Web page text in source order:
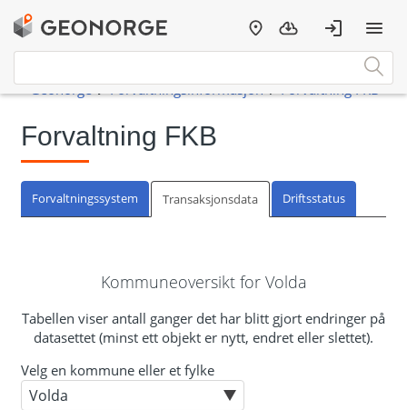
Forvaltning FKB
Forvaltningssystem Transaksjonsdata Driftsstatus
Kommuneoversikt for Volda
Tabellen viser antall ganger det har blitt gjort endringer på
datasettet (minst ett objekt er nytt, endret eller slettet).
Velg en kommune eller et fylke